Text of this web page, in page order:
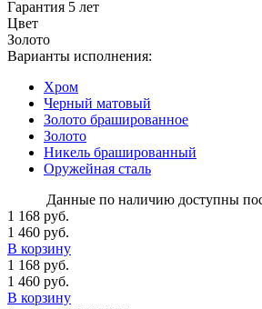
Гарантия 5 лет
Цвет
Золото
Варианты исполнения:
Хром
Черный матовый
Золото брашированное
Золото
Никель брашированный
Оружейная сталь
Данные по наличию доступны
1 168 руб.
1 460 руб.
В корзину
1 168 руб.
1 460 руб.
В корзину